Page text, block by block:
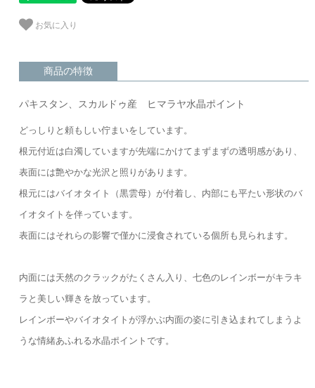
お気に入り
商品の特徴
パキスタン、スカルドゥ産 ヒマラヤ水晶ポイント
どっしりと頼もしい佇まいをしています。
根元付近は白濁していますが先端にかけてまずまずの透明感があり、
表面には艶やかな光沢と照りがあります。
根元にはバイオタイト（黒雲母）が付着し、内部にも平たい形状のバ
イオタイトを伴っています。
表面にはそれらの影響で僅かに浸食されている個所も見られます。
内面には天然のクラックがたくさん入り、七色のレインボーがキラキ
ラと美しい輝きを放っています。
レインボーやバイオタイトが浮かぶ内面の姿に引き込まれてしまうよ
うな情緒あふれる水晶ポイントです。